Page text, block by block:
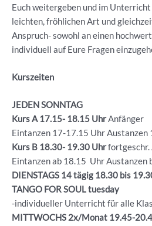
Euch weitergeben und im
leichten, fröhlichen Art und
Anspruch- sowohl an einen
individuell auf Eure Fragen
Kurszeiten
JEDEN SONNTAG
Kurs A 17.15- 18.15 UhrAnfänger
Eintanzen 17-17.15 Uhr
Kurs B 18.30- 19.30 Uhrfortgeschr.
Eintanzen ab 18.15 Uhr Austanzen
DIENSTAGS 14 tägig 18.30 bis
TANGO FOR SOUL tuesday
-individueller Unterricht für alle
MITTWOCHS 2x/Monat 19.45-